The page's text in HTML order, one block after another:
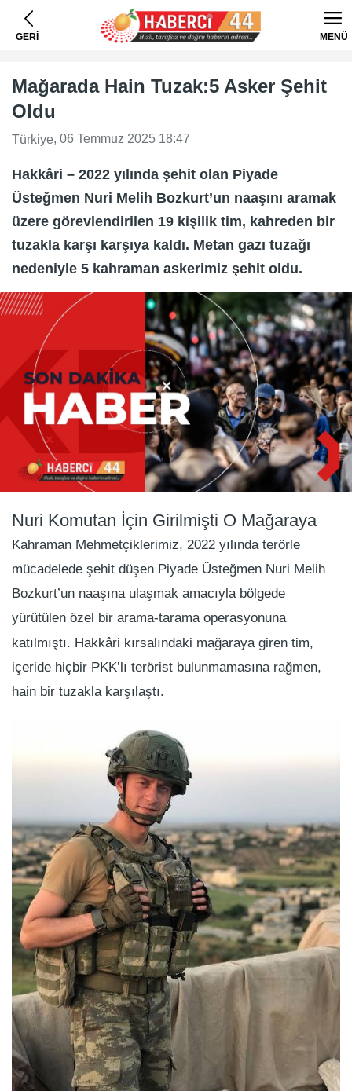
GERİ MENÜ
Mağarada Hain Tuzak:5 Asker Şehit
Oldu
Türkiye, 06 Temmuz 2025 18:47
Hakkâri – 2022 yılında şehit olan Piyade
Üsteğmen Nuri Melih Bozkurt’un naaşını aramak
üzere görevlendirilen 19 kişilik tim, kahreden bir
tuzakla karşı karşıya kaldı. Metan gazı tuzağı
nedeniyle 5 kahraman askerimiz şehit oldu.
Nuri Komutan İçin Girilmişti O Mağaraya
Kahraman Mehmetçiklerimiz, 2022 yılında terörle
mücadelede şehit düşen Piyade Üsteğmen Nuri Melih
Bozkurt’un naaşına ulaşmak amacıyla bölgede
yürütülen özel bir arama-tarama operasyonuna
katılmıştı. Hakkâri kırsalındaki mağaraya giren tim,
içeride hiçbir PKK’lı terörist bulunmamasına rağmen,
hain bir tuzakla karşılaştı.